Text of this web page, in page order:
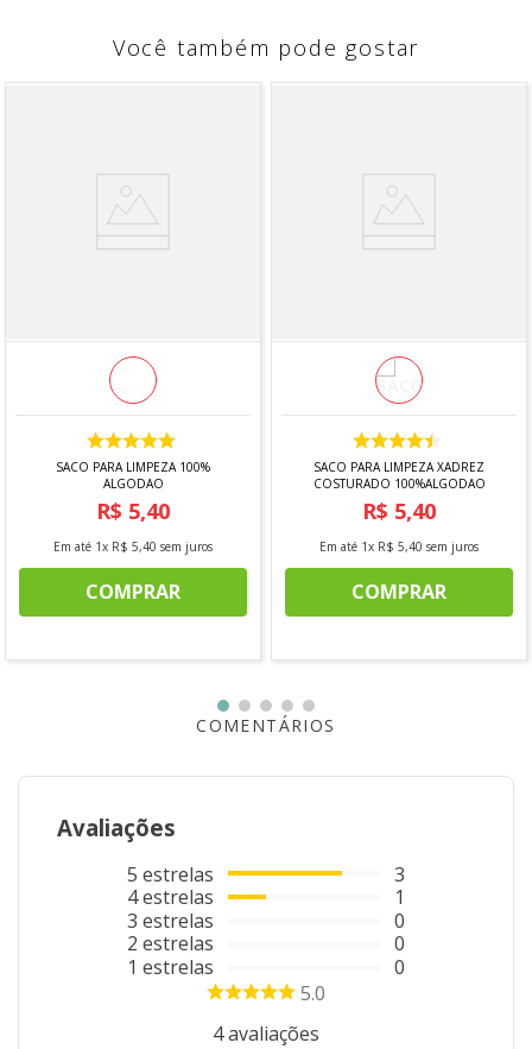
Você também pode gostar
SACO PARA LIMPEZA 100%
ALGODAO
R$ 5,40
Em até 1x R$ 5,40 sem juros
COMPRAR
SACO PARA LIMPEZA XADREZ
COSTURADO 100%ALGODAO
R$ 5,40
Em até 1x R$ 5,40 sem juros
COMPRAR
COMENTÁRIOS
Avaliações
5 estrelas
4estrelas
3 estrelas
2 estrelas
1 estrelas
3
1
0
0
0
5.0
4avaliações